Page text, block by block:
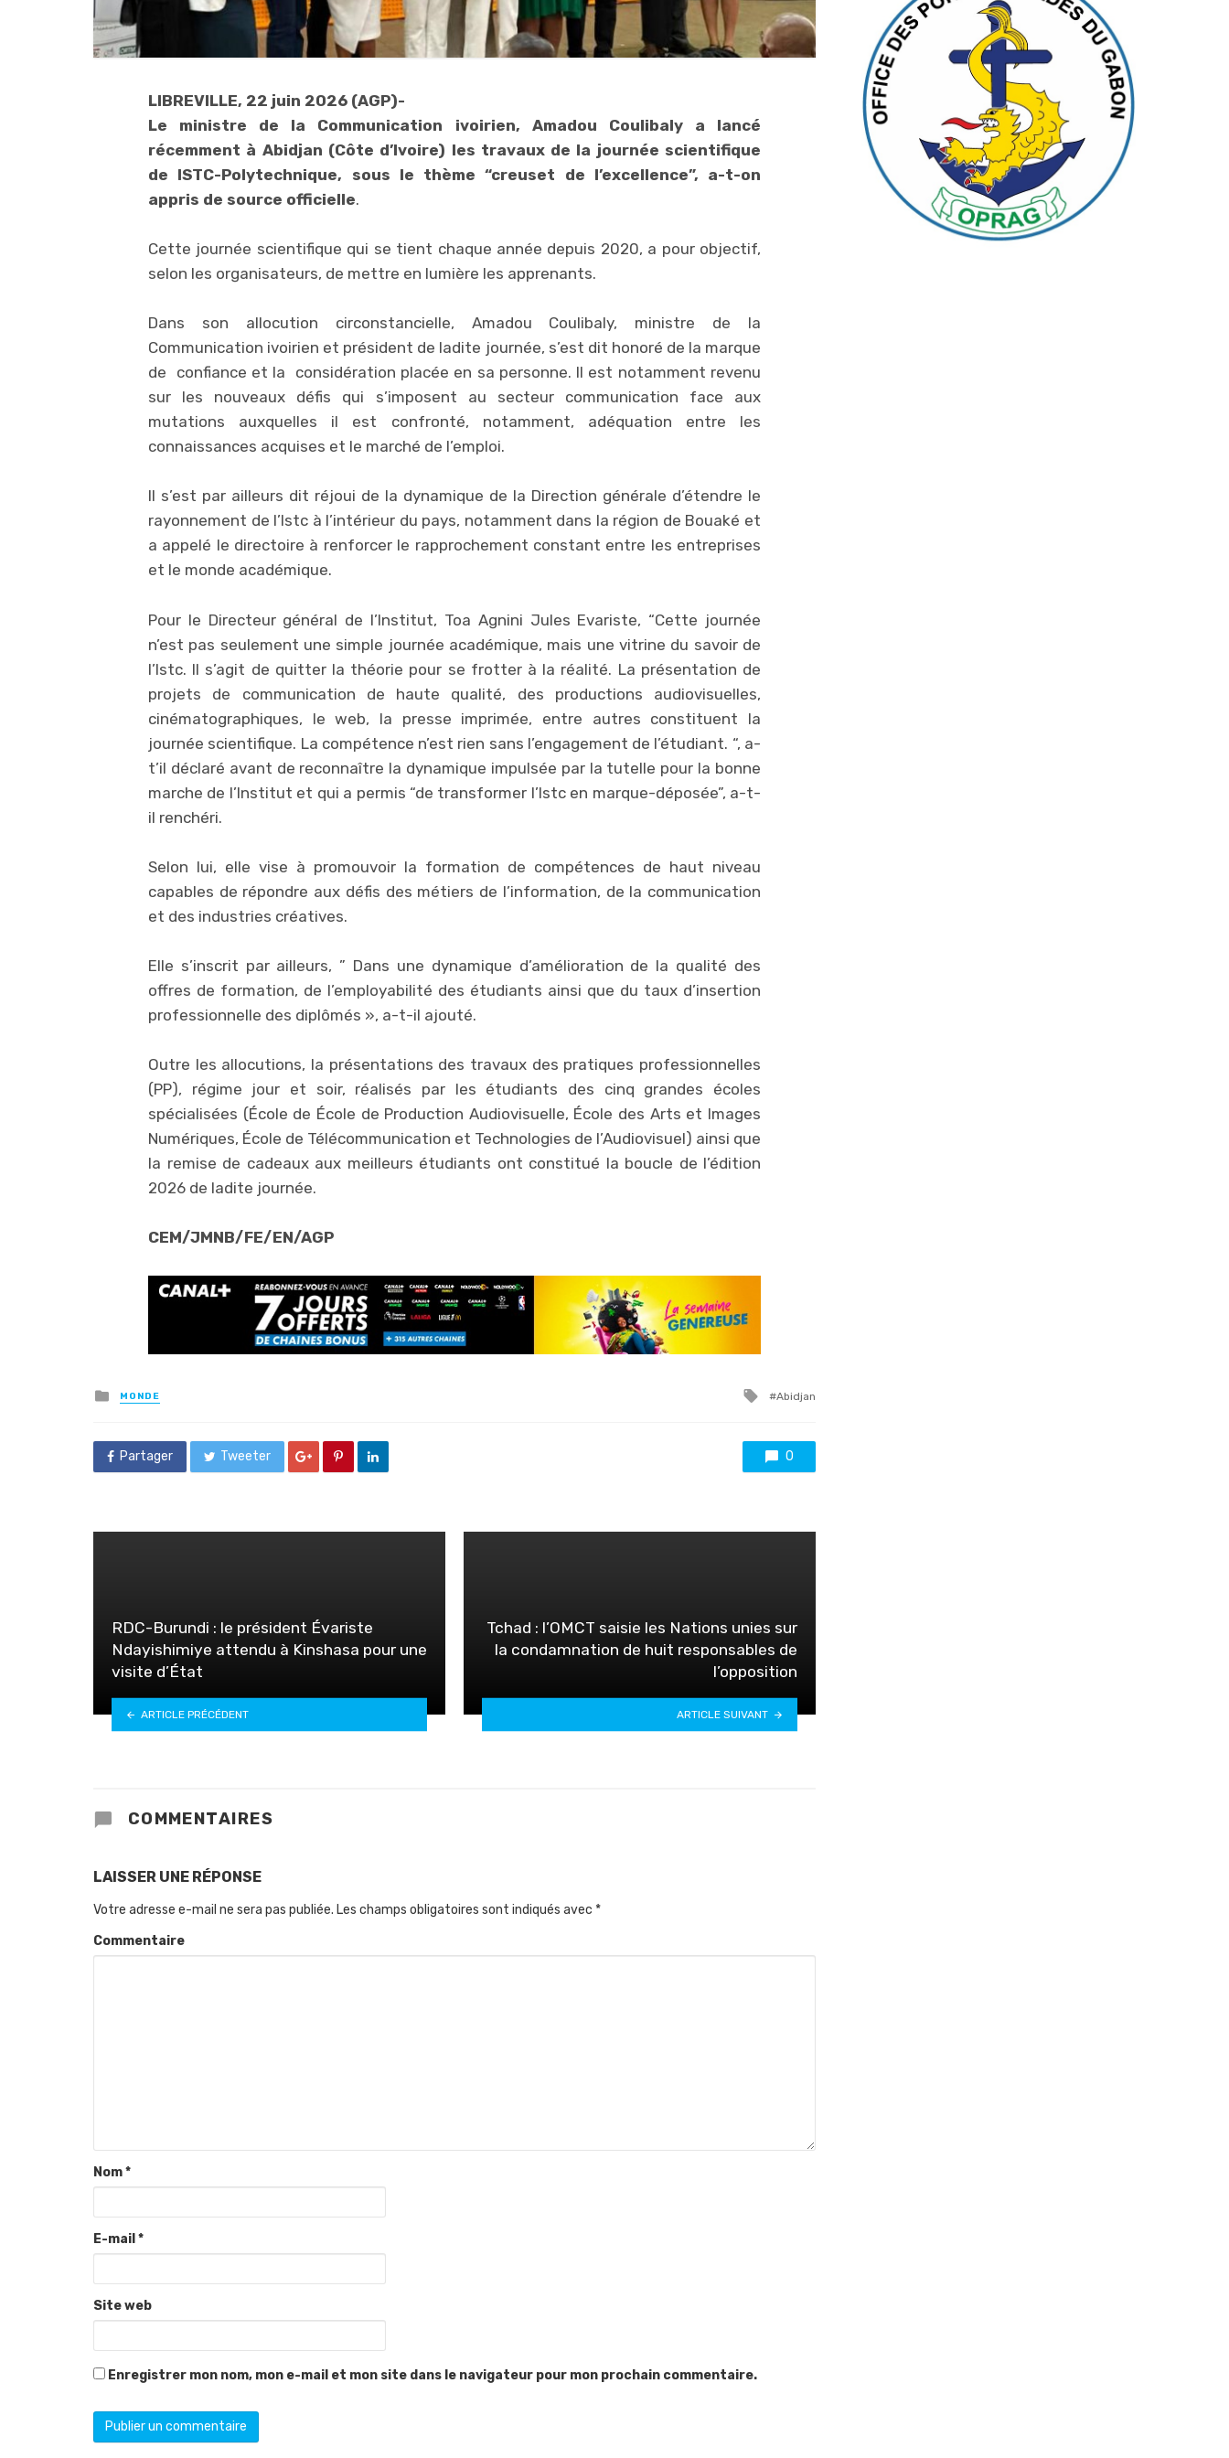
LIBREVILLE, 22 juin 2026 (AGP)-
Le ministre de la Communication ivoirien, Amadou Coulibaly a lancé
récemment à Abidjan (Côte d’Ivoire) les travaux de la journée scientifique
de ISTC-Polytechnique, sous le thème “creuset de l’excellence”, a-t-on
appris de source officielle.
Cette journée scientifique qui se tient chaque année depuis 2020, a pour objectif,
selon les organisateurs, de mettre en lumière les apprenants.
Dans son allocution circonstancielle, Amadou Coulibaly, ministre de la
Communication ivoirien et président de ladite journée, s’est dit honoré de la marque
de confiance et la considération placée en sa personne. Il est notamment revenu
sur les nouveaux défis qui s’imposent au secteur communication face aux
mutations auxquelles il est confronté, notamment, adéquation entre les
connaissances acquises et le marché de l’emploi.
Il s’est par ailleurs dit réjoui de la dynamique de la Direction générale d’étendre le
rayonnement de l’Istc à l’intérieur du pays, notamment dans la région de Bouaké et
a appelé le directoire à renforcer le rapprochement constant entre les entreprises
et le monde académique.
Pour le Directeur général de l’Institut, Toa Agnini Jules Evariste, “Cette journée
n’est pas seulement une simple journée académique, mais une vitrine du savoir de
l’Istc. Il s’agit de quitter la théorie pour se frotter à la réalité. La présentation de
projets de communication de haute qualité, des productions audiovisuelles,
cinématographiques, le web, la presse imprimée, entre autres constituent la
journée scientifique. La compétence n’est rien sans l’engagement de l’étudiant. “, a-
t’il déclaré avant de reconnaître la dynamique impulsée par la tutelle pour la bonne
marche de l’Institut et qui a permis “de transformer l’Istc en marque-déposée”, a-t-
il renchéri.
Selon lui, elle vise à promouvoir la formation de compétences de haut niveau
capables de répondre aux défis des métiers de l’information, de la communication
et des industries créatives.
Elle s’inscrit par ailleurs, ” Dans une dynamique d’amélioration de la qualité des
offres de formation, de l’employabilité des étudiants ainsi que du taux d’insertion
professionnelle des diplômés », a-t-il ajouté.
Outre les allocutions, la présentations des travaux des pratiques professionnelles
(PP), régime jour et soir, réalisés par les étudiants des cinq grandes écoles
spécialisées (École de École de Production Audiovisuelle, École des Arts et Images
Numériques, École de Télécommunication et Technologies de l’Audiovisuel) ainsi que
la remise de cadeaux aux meilleurs étudiants ont constitué la boucle de l’édition
2026 de ladite journée.
CEM/JMNB/FE/EN/AGP
Posted
in
MONDE
Tagged
Abidjan
Partager Tweeter 0
RDC-Burundi : le président Évariste
Ndayishimiye attendu à Kinshasa pour une
visite d’État
ARTICLE PRÉCÉDENT
Tchad : l’OMCT saisie les Nations unies sur
la condamnation de huit responsables de
l’opposition
ARTICLE SUIVANT
COMMENTAIRES
LAISSER UNE RÉPONSE
Votre adresse e-mail ne sera pas publiée. Les champs obligatoires sont indiqués avec *
Commentaire
Nom*
E-mail *
Site web
Enregistrer mon nom, mon e-mail et mon site dans le navigateur pour mon prochain commentaire.